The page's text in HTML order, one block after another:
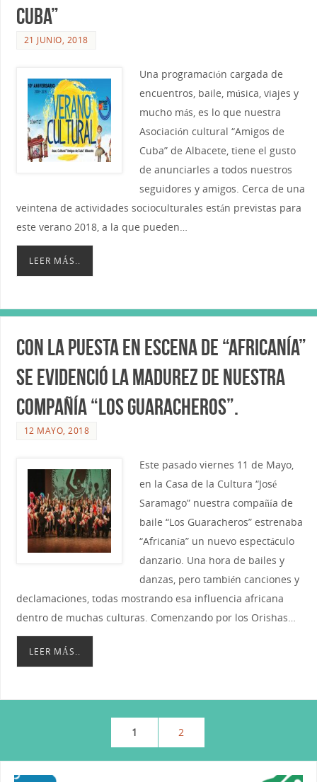
Cuba”
21 JUNIO, 2018
Una programación cargada de
encuentros, baile, música, viajes y
mucho más, es lo que nuestra
Asociación cultural “Amigos de
Cuba” de Albacete, tiene el gusto
de anunciarles a todos nuestros
seguidores y amigos. Cerca de una
veintena de actividades socioculturales están previstas para
este verano 2018, a la que pueden…
LEER MÁS..
Con la puesta en escena de “Africanía”
se evidenció la madurez de nuestra
Compañía “Los Guaracheros”.
12 MAYO, 2018
Este pasado viernes 11 de Mayo,
en la Casa de la Cultura “José
Saramago” nuestra compañía de
baile “Los Guaracheros” estrenaba
“Africanía” un nuevo espectáculo
danzario. Una hora de bailes y
danzas, pero también canciones y
declamaciones, todas mostrando esa influencia africana
dentro de muchas culturas. Comenzando por los Orishas…
LEER MÁS..
1 2